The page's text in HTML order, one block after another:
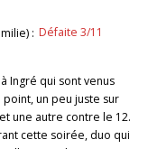
: Défaite 3/11
Ingré qui sont venus
un peu juste sur
une autre contre le 12.
cette soirée, duo qui